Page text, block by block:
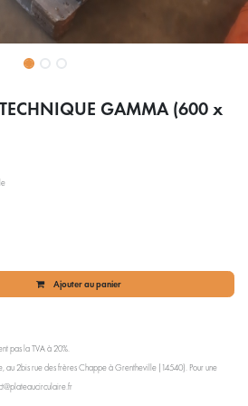
GAMMA (600 x
Ajouter au panier
pas la TVA à 20%.
au 2bis rue des frères Chappe à Grentheville (14540). Pour une